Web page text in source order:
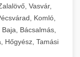
Vasvár,
Komló,
Bácsalmás,
Hőgyész, Tamási